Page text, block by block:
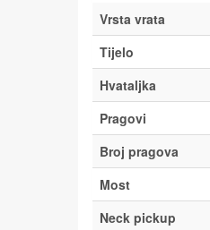
Vrsta vrata
Tijelo
Hvataljka
Pragovi
Broj pragova
Most
Neck pickup